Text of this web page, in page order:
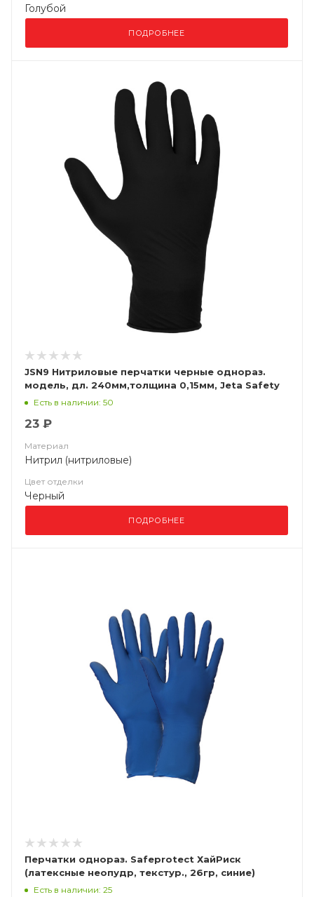
Голубой
ПОДРОБНЕЕ
JSN9 Нитриловые перчатки черные однораз.
модель, дл. 240мм,толщина 0,15мм, Jeta Safety
Есть в наличии: 50
23 ₽
Материал
Нитрил (нитриловые)
Цвет отделки
Черный
ПОДРОБНЕЕ
Перчатки однораз. Safeprotect ХайРиск
(латексные неопудр, текстур., 26гр, синие)
Есть в наличии: 25